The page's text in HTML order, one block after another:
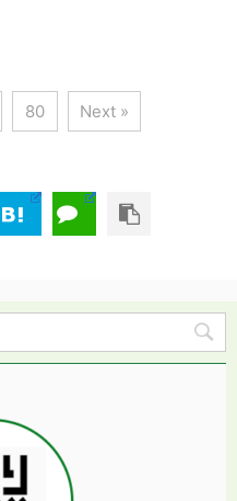
80 Next »